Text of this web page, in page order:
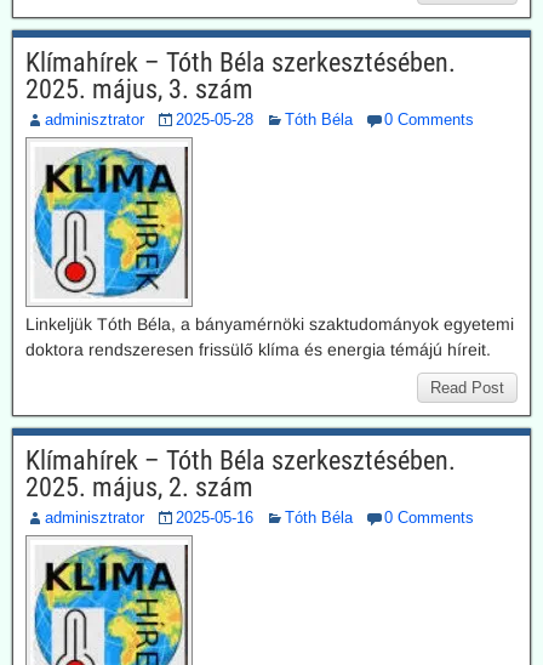
Klímahírek – Tóth Béla szerkesztésében.
2025. május, 3. szám
adminisztrator 2025-05-28 Tóth Béla 0 Comments
Linkeljük Tóth Béla, a bányamérnöki szaktudományok egyetemi
doktora rendszeresen frissülő klíma és energia témájú híreit.
Read Post
Klímahírek – Tóth Béla szerkesztésében.
2025. május, 2. szám
adminisztrator 2025-05-16 Tóth Béla 0 Comments